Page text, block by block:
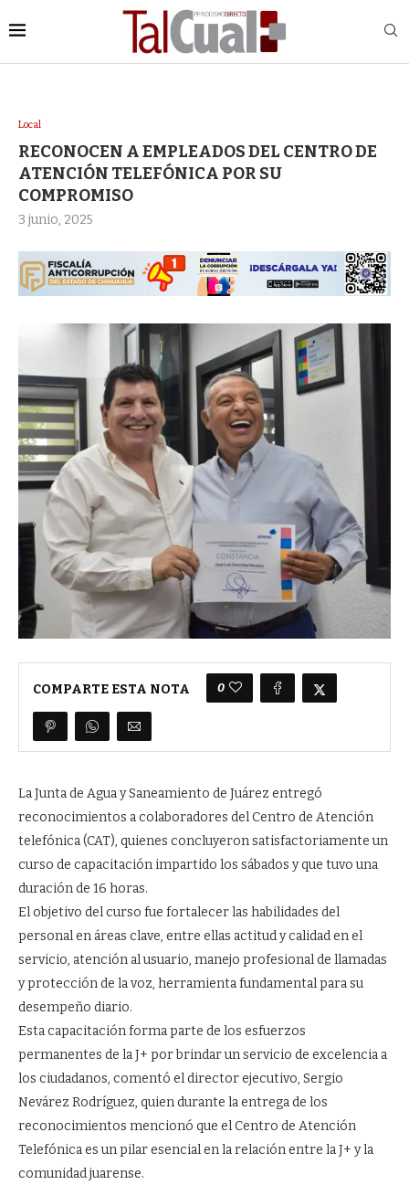
Local
RECONOCEN A EMPLEADOS DEL CENTRO DE
ATENCIÓN TELEFÓNICA POR SU
COMPROMISO
3 junio, 2025
COMPARTE ESTA NOTA 0
La Junta de Agua y Saneamiento de Juárez entregó
reconocimientos a colaboradores del Centro de Atención
telefónica (CAT), quienes concluyeron satisfactoriamente un
curso de capacitación impartido los sábados y que tuvo una
duración de 16 horas.
El objetivo del curso fue fortalecer las habilidades del
personal en áreas clave, entre ellas actitud y calidad en el
servicio, atención al usuario, manejo profesional de llamadas
y protección de la voz, herramienta fundamental para su
desempeño diario.
Esta capacitación forma parte de los esfuerzos
permanentes de la J+ por brindar un servicio de excelencia a
los ciudadanos, comentó el director ejecutivo, Sergio
Nevárez Rodríguez, quien durante la entrega de los
reconocimientos mencionó que el Centro de Atención
Telefónica es un pilar esencial en la relación entre la J+ y la
comunidad juarense.